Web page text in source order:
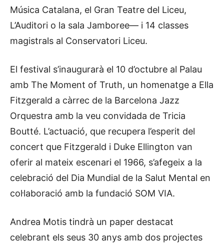
Música Catalana, el Gran Teatre del Liceu,
L’Auditori o la sala Jamboree— i 14 classes
magistrals al Conservatori Liceu.
El festival s’inaugurarà el 10 d’octubre al Palau
amb The Moment of Truth, un homenatge a Ella
Fitzgerald a càrrec de la Barcelona Jazz
Orquestra amb la veu convidada de Tricia
Boutté. L’actuació, que recupera l’esperit del
concert que Fitzgerald i Duke Ellington van
oferir al mateix escenari el 1966, s’afegeix a la
celebració del Dia Mundial de la Salut Mental en
col·laboració amb la fundació SOM VIA.
Andrea Motis tindrà un paper destacat
celebrant els seus 30 anys amb dos projectes